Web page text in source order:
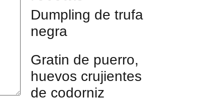
Dumpling de trufa
negra
Gratin de puerro,
huevos crujientes
de codorniz